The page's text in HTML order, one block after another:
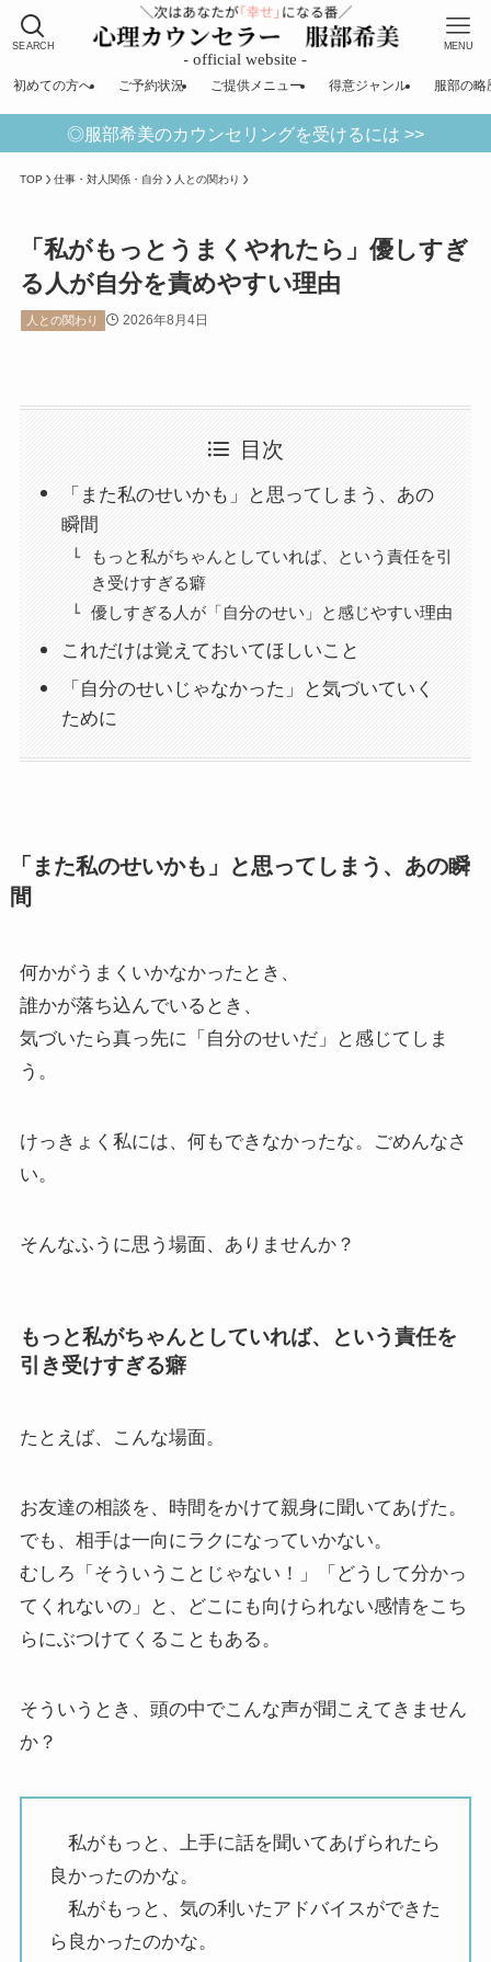
SEARCH MENU
初めての方へ ご予約状況 ご提供メニュー 得意ジャンル 服部の略
◎服部希美のカウンセリングを受けるには >>
TOP 仕事・対人関係・自分 人との関わり
「私がもっとうまくやれたら」優しすぎ
る人が自分を責めやすい理由
人との関わり 2026年8月4日
目次
「また私のせいかも」と思ってしまう、あの
瞬間
もっと私がちゃんとしていれば、という責任を引
き受けすぎる癖
優しすぎる人が「自分のせい」と感じやすい理由
これだけは覚えておいてほしいこと
「自分のせいじゃなかった」と気づいていく
ために
「また私のせいかも」と思ってしまう、あの瞬
間
何かがうまくいかなかったとき、
誰かが落ち込んでいるとき、
気づいたら真っ先に「自分のせいだ」と感じてしま
う。
けっきょく私には、何もできなかったな。ごめんなさ
い。
そんなふうに思う場面、ありませんか？
もっと私がちゃんとしていれば、という責任を
引き受けすぎる癖
たとえば、こんな場面。
お友達の相談を、時間をかけて親身に聞いてあげた。
でも、相手は一向にラクになっていかない。
むしろ「そういうことじゃない！」「どうして分かっ
てくれないの」と、どこにも向けられない感情をこち
らにぶつけてくることもある。
そういうとき、頭の中でこんな声が聞こえてきません
か？
私がもっと、上手に話を聞いてあげられたら
良かったのかな。
私がもっと、気の利いたアドバイスができた
ら良かったのかな。